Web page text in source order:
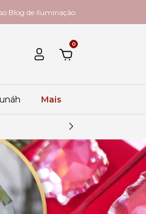
Blog de Iluminação
0
Mais